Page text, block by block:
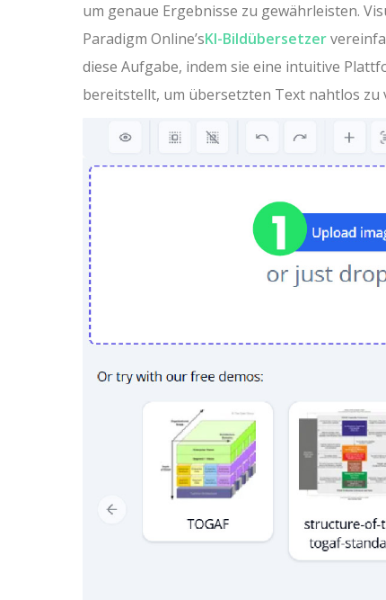
um genaue Ergebnisse zu gewährleisten.
Paradigm Online’sKI-Bildübersetzer
diese Aufgabe, indem sie eine intuitive
bereitstellt, um übersetzten Text nahtlos